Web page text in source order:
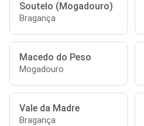
Soutelo (Mogadouro)
Bragança
Macedo do Peso
Mogadouro
Vale da Madre
Bragança